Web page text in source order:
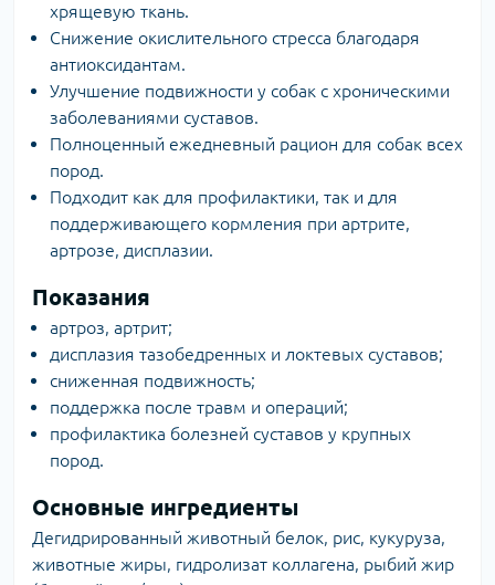
хрящевую ткань.
Снижение окислительного стресса благодаря
антиоксидантам.
Улучшение подвижности у собак с хроническими
заболеваниями суставов.
Полноценный ежедневный рацион для собак всех
пород.
Подходит как для профилактики, так и для
поддерживающего кормления при артрите,
артрозе, дисплазии.
Показания
артроз, артрит;
дисплазия тазобедренных и локтевых суставов;
сниженная подвижность;
поддержка после травм и операций;
профилактика болезней суставов у крупных
пород.
Основные ингредиенты
Дегидрированный животный белок, рис, кукуруза,
животные жиры, гидролизат коллагена, рыбий жир